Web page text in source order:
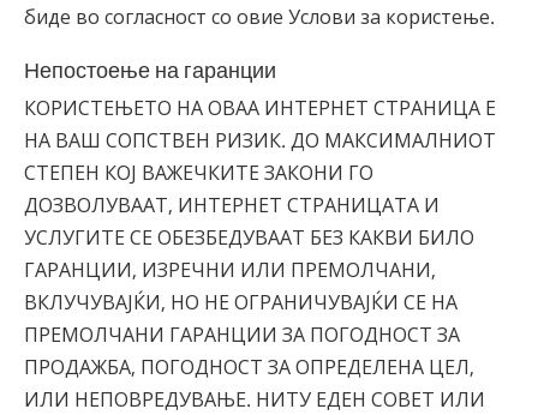
биде во согласност со овие Услови за користење.
Непостоење на гаранции
КОРИСТЕЊЕТО НА ОВАА ИНТЕРНЕТ СТРАНИЦА Е
НА ВАШ СОПСТВЕН РИЗИК. ДО МАКСИМАЛНИОТ
СТЕПЕН КОЈ ВАЖЕЧКИТЕ ЗАКОНИ ГО
ДОЗВОЛУВААТ, ИНТЕРНЕТ СТРАНИЦАТА И
УСЛУГИТЕ СЕ ОБЕЗБЕДУВААТ БЕЗ КАКВИ БИЛО
ГАРАНЦИИ, ИЗРЕЧНИ ИЛИ ПРЕМОЛЧАНИ,
ВКЛУЧУВАЈЌИ, НО НЕ ОГРАНИЧУВАЈЌИ СЕ НА
ПРЕМОЛЧАНИ ГАРАНЦИИ ЗА ПОГОДНОСТ ЗА
ПРОДАЖБА, ПОГОДНОСТ ЗА ОПРЕДЕЛЕНА ЦЕЛ,
ИЛИ НЕПОВРЕДУВАЊЕ. НИТУ ЕДЕН СОВЕТ ИЛИ